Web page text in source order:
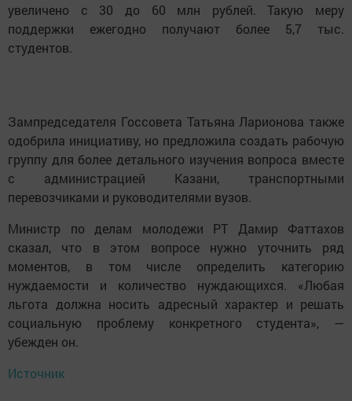
увеличено с 30 до 60 млн рублей. Такую меру
поддержки ежегодно получают более 5,7 тыс.
студентов.
Зампредседателя Госсовета Татьяна Ларионова также
одобрила инициативу, но предложила создать рабочую
группу для более детального изучения вопроса вместе
с администрацией Казани, транспортными
перевозчиками и руководителями вузов.
Министр по делам молодежи РТ Дамир Фаттахов
сказал, что в этом вопросе нужно уточнить ряд
моментов, в том числе определить категорию
нуждаемости и количество нуждающихся. «Любая
льгота должна носить адресный характер и решать
социальную проблему конкретного студента», —
убежден он.
Источник